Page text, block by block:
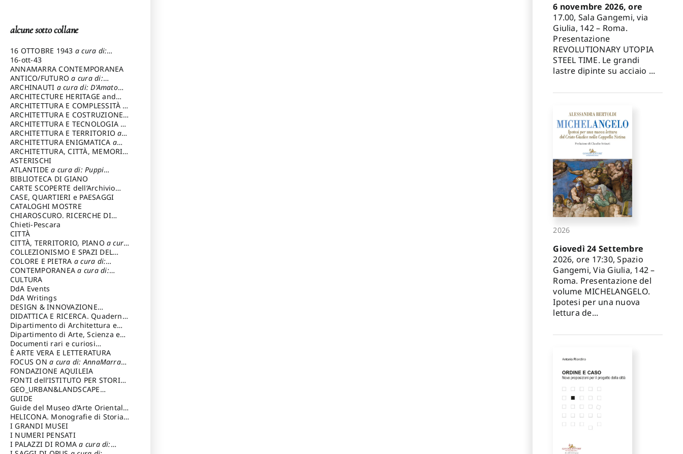
alcune sotto collane
16 OTTOBRE 1943 a cura di:
Pezzetti Marcello
16-ott-43
ANNAMARRA CONTEMPORANEA
ANTICO/FUTUROa cura di:
Varagnoli Claudio
ARCHINAUTI a cura di: D'Amato
Claudio
ARCHITECTURE HERITAGE and
DESIGN
ARCHITETTURA E COMPLESSITÀ a
cura di: Piva Antonio
ARCHITETTURA E COSTRUZIONEa
cura di: Poretti Sergio
ARCHITETTURA E TECNOLOGIA a
cura di: Carrara Gianfranco
ARCHITETTURA E TERRITORIOa
cura di: Pietrogrande Enrico
ARCHITETTURA ENIGMATICA a
cura di: Lenci Ruggero
ARCHITETTURA, CITTÀ, MEMORIA
a cura di: Valeriani Enrico
ASTERISCHI
ATLANTIDEa cura di: Puppi
Lionello
BIBLIOTECA DI GIANO
CARTE SCOPERTE dell’Archivio
Storico Capitolino
CASE, QUARTIERI e PAESAGGI
CATALOGHI MOSTRE
CHIAROSCURO. RICERCHE DI
STORIA E STORIA DELL'ARTE
cura di: Di Carpegna Falconieri
Tommaso
Chieti-Pescara
CITTÀ
CITTÀ, TERRITORIO, PIANO a cura
di: Imbesi Giuseppe
COLLEZIONISMO E SPAZI DEL
COLLEZIONISMO a cura di:
Magnani Lauro
COLORE E PIETRA a cura di:
Selvaggi Giuseppe
CONTEMPORANEAa cura di:
Gubinelli Luna
CULTURA
DdA Events
DdA Writings
DESIGN & INNOVAZIONE
TECNOLOGICAa cura di: Vallicelli
Andrea
DIDATTICA E RICERCA. Quaderni
della Scuola
Dipartimento di Architettura e
Analisi della Città Mediterranea
Dipartimento di Arte, Scienza e
Tecnica del Costuire
Documenti rari e curiosi
dall'Archivio Segreto
È ARTE VERA E LETTERATURA
FOCUS ONa cura di: AnnaMarra
Contemporanea
FONDAZIONE AQUILEIA
FONTI dell’ISTITUTO PER STORIA
DEL RISORGIMENTO
GEO_URBAN&LANDSCAPE
PLANNING (GULP)
Trusiani Elio
GUIDE
Guide del Museo d’Arte Orientale
“Giuseppe Tucci”
HELICONA. Monografie di Storia
dell'Artea cura di: Gallo Marco
I GRANDI MUSEI
I NUMERI PENSATI
I PALAZZI DI ROMAa cura di:
6 novembre 2026, ore
17.00, Sala Gangemi, via
Giulia, 142 – Roma.
Presentazione
REVOLUTIONARY UTOPIA
STEEL TIME. Le grandi
lastre dipinte su acciaio ...
2026
Giovedì 24 Settembre
2026, ore 17:30, Spazio
Gangemi, Via Giulia, 142 –
Roma. Presentazione del
volume MICHELANGELO.
Ipotesi per una nuova
lettura de...